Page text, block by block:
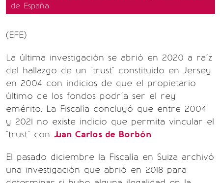
de España
(EFE)
La última investigación se abrió en 2020 a raíz
del hallazgo de un "trust" constituido en Jersey
en 2004 con indicios de que el propietario
último de los fondos podría ser el rey
emérito. La Fiscalía concluyó que entre 2004
y 2021 no existe indicio que permita vincular el
"trust" con Juan Carlos de Borbón.
El pasado diciembre la Fiscalía en Suiza archivó
una investigación que abrió en 2018 para